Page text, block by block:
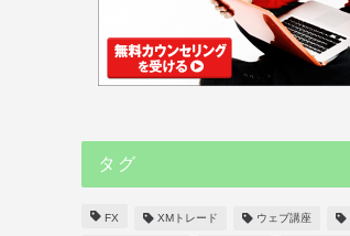
タグ
FX XMトレード ウェブ講座